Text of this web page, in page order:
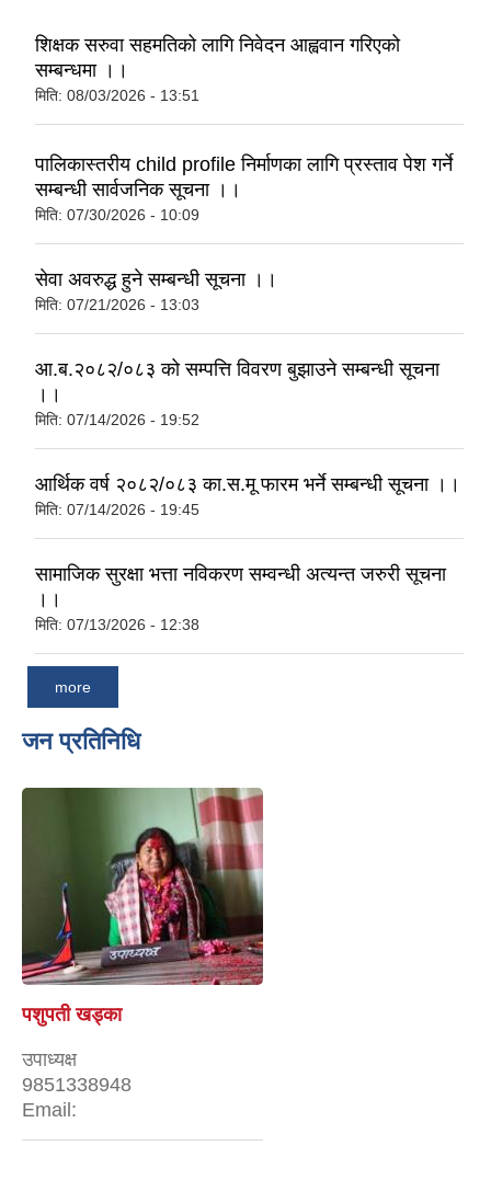
शिक्षक सरुवा सहमतिको लागि निवेदन आह्ववान गरिएको
सम्बन्धमा ।।
मिति: 08/03/2026 - 13:51
पालिकास्तरीय child profile निर्माणका लागि प्रस्ताव पेश गर्ने
सम्बन्धी सार्वजनिक सूचना ।।
मिति: 07/30/2026 - 10:09
सेवा अवरुद्ध हुने सम्बन्धी सूचना ।।
मिति: 07/21/2026 - 13:03
आ.ब.२०८२/०८३ को सम्पत्ति विवरण बुझाउने सम्बन्धी सूचना
।।
मिति: 07/14/2026 - 19:52
आर्थिक वर्ष २०८२/०८३ का.स.मू फारम भर्ने सम्बन्धी सूचना ।।
मिति: 07/14/2026 - 19:45
सामाजिक सुरक्षा भत्ता नविकरण सम्वन्धी अत्यन्त जरुरी सूचना
।।
मिति: 07/13/2026 - 12:38
more
जन प्रतिनिधि
पशुपती खड्का
उपाध्यक्ष
9851338948
Email: